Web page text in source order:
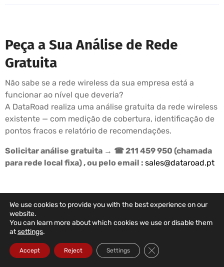
Peça a Sua Análise de Rede
Gratuita
Não sabe se a rede wireless da sua empresa está a
funcionar ao nível que deveria?
A DataRoad realiza uma análise gratuita da rede wireless
existente — com medição de cobertura, identificação de
pontos fracos e relatório de recomendações.
Solicitar análise gratuita → ☎ 211 459 950 (chamada
para rede local fixa) , ou pelo email : sales@dataroad.pt
DATAROAD SUPPORT PLANS
Your Company's IT
In The Right Hands
We use cookies to provide you with the best experience on our
website.
You can learn more about which cookies we use or disable them
atsettings.
Accept Reject Settings Close GDPR Cookie